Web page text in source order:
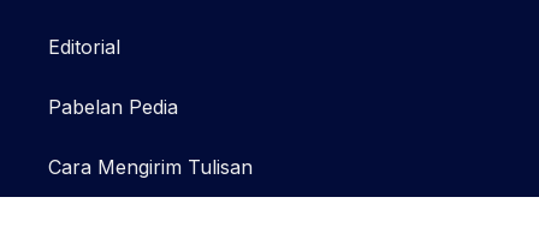
Editorial
Pabelan Pedia
Cara Mengirim Tulisan